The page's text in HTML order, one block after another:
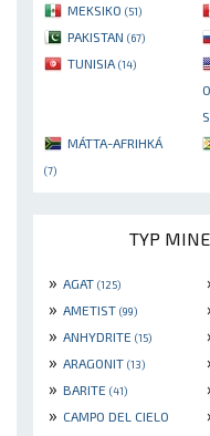
MEKSIKO (51)
PAKISTAN (67)
TUNISIA (14)
MÁTTA-AFRIHKÁ
(7)
TYP
» AGAT (125)
» AMETIST (99)
» ANHYDRITE (15)
» ARAGONIT (13)
» BARITE (41)
» CAMPO DEL CIELO